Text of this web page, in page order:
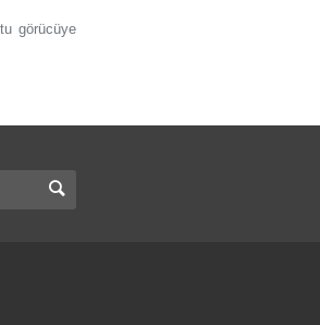
görücüye